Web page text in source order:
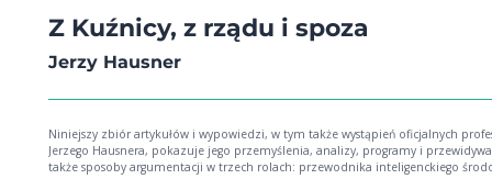
Z Kuźnicy, z rządu i spoza
Jerzy Hausner
Niniejszy zbiór artykułów i wypowiedzi, w tym także wystąpień oficjalnych
Jerzego Hausnera, pokazuje jego przemyślenia, analizy, programy i
także sposoby argumentacji w trzech rolach: przewodnika inteligenckiego